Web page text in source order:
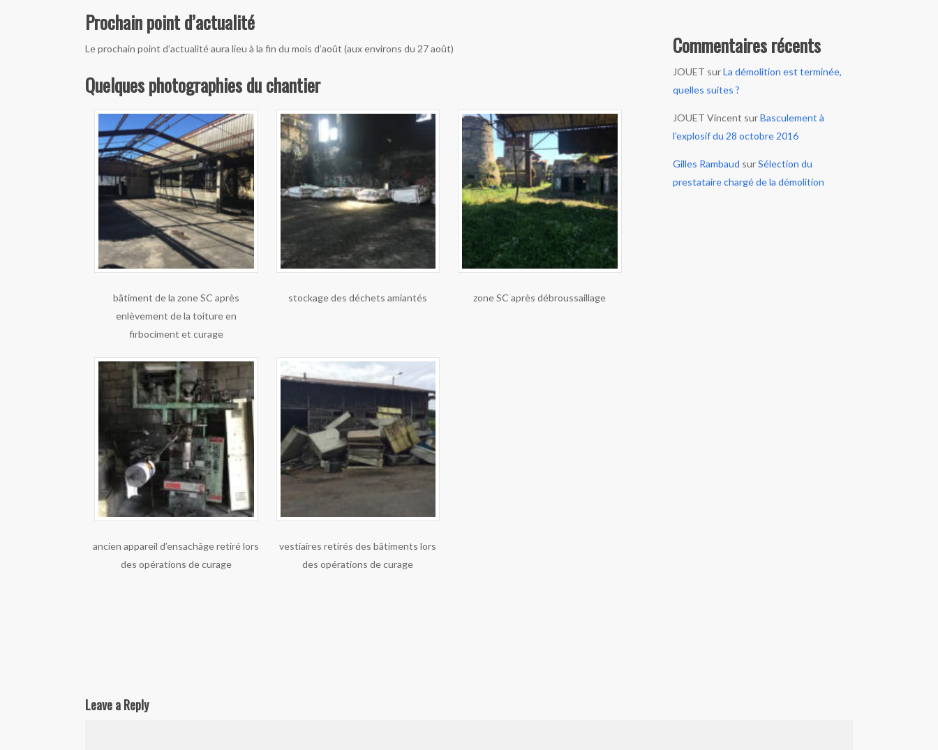
Prochain point d’actualité
Le prochain point d’actualité aura lieu à la fin du mois d’août (aux environs du 27 août)
Quelques photographies du chantier
bâtiment de la zone SC après
enlèvement de la toiture en
firbociment et curage
stockage des déchets amiantés zone SC après débroussaillage
ancien appareil d’ensachâge retiré lors
des opérations de curage
vestiaires retirés des bâtiments lors
des opérations de curage
Commentaires récents
JOUET surLa démolition est terminée,
quelles suites ?
JOUET Vincent surBasculement à
l’explosif du 28 octobre 2016
Gilles Rambaud surSélection du
prestataire chargé de la démolition
Leave a Reply